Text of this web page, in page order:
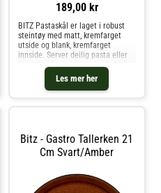
189,00 kr
Les mer her
BITZ Pastaskål er laget i robust
steintøy med matt, kremfarget
utside og blank, kremfarget
innside. Server deilig pasta eller
en god salat i skålen, og gled både
deg selv og dem du spiser
sammen med. Kombiner den med
de andre fantastiske fargene i BI
Bitz - Gastro Tallerken 21
Cm Svart/amber